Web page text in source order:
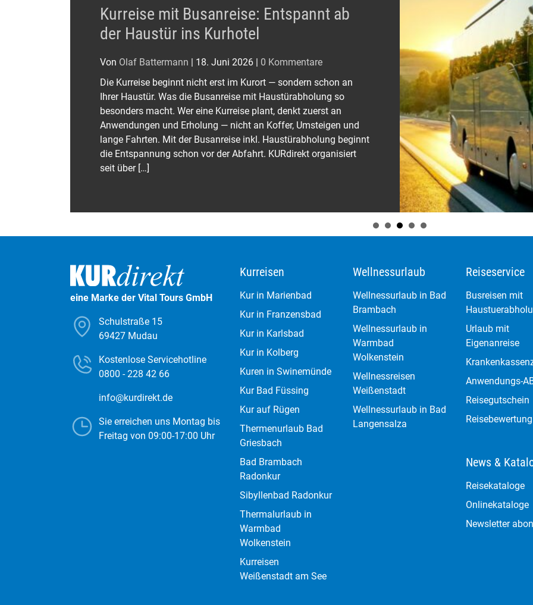
Kurreise mit Busanreise: Entspannt ab
der Haustür ins Kurhotel
18. Juni 2026|0 Kommentare
Die Kurreise beginnt nicht erst im Kurort — sondern schon an
Ihrer Haustür. Was die Busanreise mit Haustürabholung so
besonders macht. Wer eine Kurreise plant, denkt zuerst an
Anwendungen und Erholung — nicht an Koffer, Umsteigen und
lange Fahrten. Mit der Busanreise inkl. Haustürabholung beginnt
die Entspannung schon vor der Abfahrt. KURdirekt organisiert
eine Marke der Vital Tours GmbH
Schulstraße 15
69427 Mudau
Kostenlose Servicehotline
0800 - 228 42 66
info@kurdirekt.de
Sie erreichen uns Montag bis
Freitag von 09:00-17:00 Uhr
Kurreisen
Kur in Marienbad
Kur in Franzensbad
Kur in Karlsbad
Kur in Kolberg
Kuren in Swinemünde
Kur Bad Füssing
Kur auf Rügen
Thermenurlaub Bad
Griesbach
Bad Brambach
Radonkur
Sibyllenbad Radonkur
Thermalurlaub in
Warmbad
Wolkenstein
Kurreisen
Weißenstadt am See
Wellnessurlaub
Wellnessurlaub in Bad
Brambach
Wellnessurlaub in
Warmbad
Wolkenstein
Wellnessreisen
Weißenstadt
Wellnessurlaub in Bad
Langensalza
Reiseservice
Busreisen mit
Urlaub mit
Eigenanreise
Anwendungs-
Reisegutschein
Reisebewertung
News &
Reisekataloge
Onlinekataloge
Newsletter